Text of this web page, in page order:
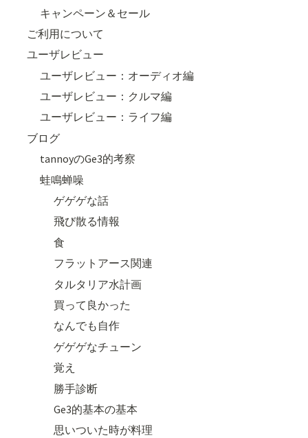
キャンペーン＆セール
ご利用について
ユーザレビュー
ユーザレビュー：オーディオ編
ユーザレビュー：クルマ編
ユーザレビュー：ライフ編
ブログ
tannoyのGe3的考察
蛙鳴蝉噪
ゲゲゲな話
飛び散る情報
食
フラットアース関連
タルタリア水計画
買って良かった
なんでも自作
ゲゲゲなチューン
覚え
勝手診断
Ge3的基本の基本
思いついた時が料理